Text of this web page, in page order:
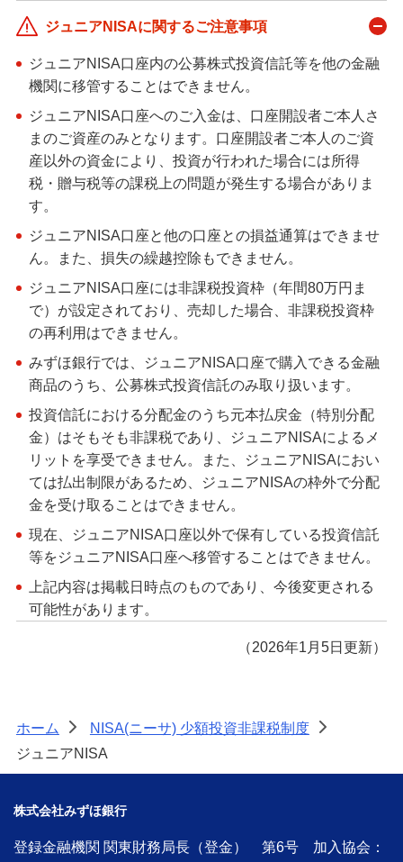
ジュニアNISAに関するご注意事項
ジュニアNISA口座内の公募株式投資信託等を他の金融
機関に移管することはできません。
ジュニアNISA口座へのご入金は、口座開設者ご本人さ
まのご資産のみとなります。口座開設者ご本人のご資
産以外の資金により、投資が行われた場合には所得
税・贈与税等の課税上の問題が発生する場合がありま
す。
ジュニアNISA口座と他の口座との損益通算はできませ
ん。また、損失の繰越控除もできません。
ジュニアNISA口座には非課税投資枠（年間80万円ま
で）が設定されており、売却した場合、非課税投資枠
の再利用はできません。
みずほ銀行では、ジュニアNISA口座で購入できる金融
商品のうち、公募株式投資信託のみ取り扱います。
投資信託における分配金のうち元本払戻金（特別分配
金）はそもそも非課税であり、ジュニアNISAによるメ
リットを享受できません。また、ジュニアNISAにおい
ては払出制限があるため、ジュニアNISAの枠外で分配
金を受け取ることはできません。
現在、ジュニアNISA口座以外で保有している投資信託
等をジュニアNISA口座へ移管することはできません。
上記内容は掲載日時点のものであり、今後変更される
可能性があります。
（2026年1月5日更新）
ホーム > NISA(ニーサ) 少額投資非課税制度
>
ジュニアNISA
株式会社みずほ銀行
登録金融機関 関東財務局長（登金） 第6号 加入協会：